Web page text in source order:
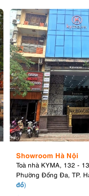
Showroom Hà Nội
Toà nhà KYMA, 132 -
Phường Đống Đa, TP.
đồ)